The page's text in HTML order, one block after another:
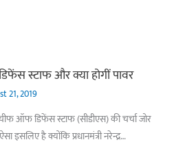
स्टाफ और क्या होगीं पावर
21, 2019
ऑफ डिफेंस स्टाफ (सीडीएस) की चर्चा जोर
इसलिए है क्योंकि प्रधानमंत्री नरेन्द्र…